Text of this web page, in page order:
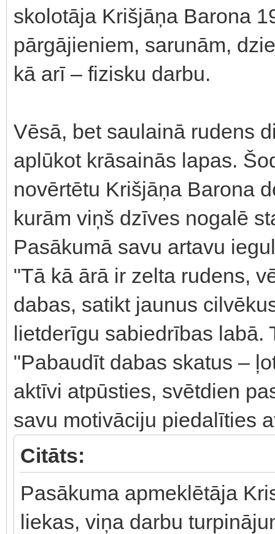
skolotāja Krišjāņa Barona
pārgājieniem, sarunām,
kā arī – fizisku darbu.
Vēsā, bet saulainā rudens
aplūkot krāsainās lapas.
novērtētu Krišjāņa Barona
kurām viņš dzīves nogalē
Pasākumā savu artavu
"Tā kā ārā ir zelta rudens,
dabas, satikt jaunus
lietderīgu sabiedrības labā.
"Pabaudīt dabas skatus –
aktīvi atpūsties, svētdien
savu motivāciju piedalīties
Citāts:
Pasākuma apmeklētāja
liekas, viņa darbu